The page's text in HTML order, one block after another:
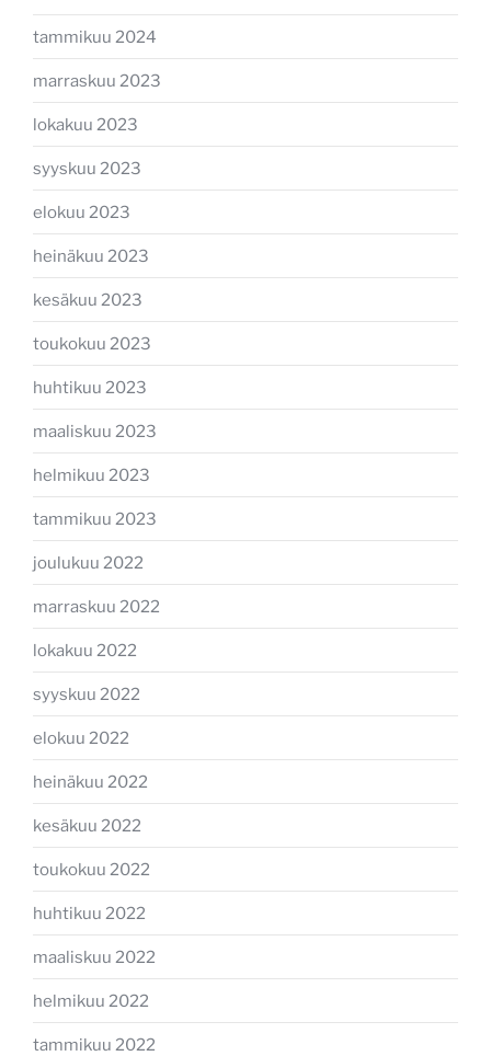
tammikuu 2024
marraskuu 2023
lokakuu 2023
syyskuu 2023
elokuu 2023
heinäkuu 2023
kesäkuu 2023
toukokuu 2023
huhtikuu 2023
maaliskuu 2023
helmikuu 2023
tammikuu 2023
joulukuu 2022
marraskuu 2022
lokakuu 2022
syyskuu 2022
elokuu 2022
heinäkuu 2022
kesäkuu 2022
toukokuu 2022
huhtikuu 2022
maaliskuu 2022
helmikuu 2022
tammikuu 2022